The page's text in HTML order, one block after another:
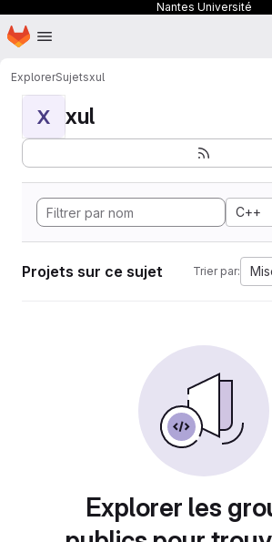
Nantes Université
Passer au contenu principal
Page d'accueil
ExplorerSujetsxul
X xul
C++
Projets sur ce sujet Trier par:
Explorer les